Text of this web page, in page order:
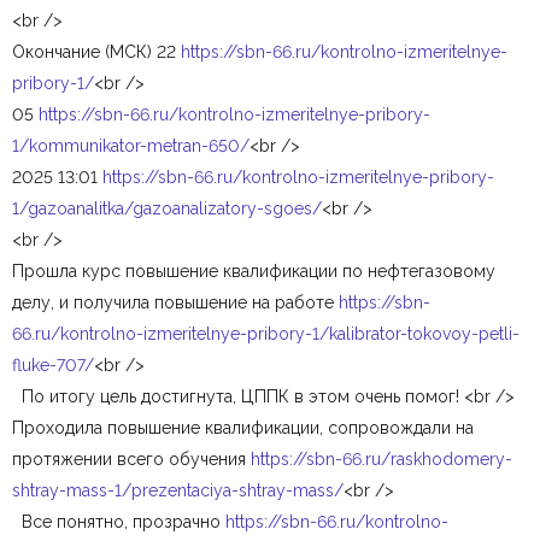
<br />
Окончание (МСК) 22 https://sbn-66.ru/kontrolno-izmeritelnye-
pribory-1/<br />
05 https://sbn-66.ru/kontrolno-izmeritelnye-pribory-
1/kommunikator-metran-650/<br />
2025 13:01 https://sbn-66.ru/kontrolno-izmeritelnye-pribory-
1/gazoanalitka/gazoanalizatory-sgoes/<br />
<br />
Прошла курс повышение квалификации по нефтегазовому
делу, и получила повышение на работе https://sbn-
66.ru/kontrolno-izmeritelnye-pribory-1/kalibrator-tokovoy-petli-
fluke-707/<br />
По итогу цель достигнута, ЦППК в этом очень помог! <br />
Проходила повышение квалификации, сопровождали на
протяжении всего обучения https://sbn-66.ru/raskhodomery-
shtray-mass-1/prezentaciya-shtray-mass/<br />
Все понятно, прозрачно https://sbn-66.ru/kontrolno-